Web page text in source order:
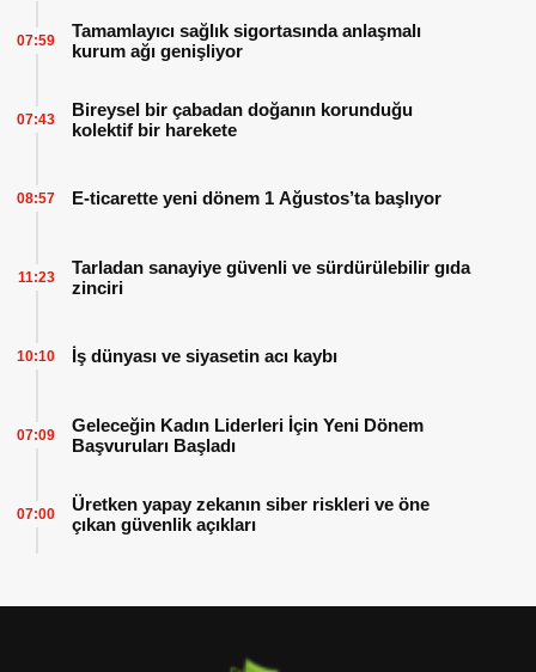
Tamamlayıcı sağlık sigortasında anlaşmalı
kurum ağı genişliyor
07:59
Bireysel bir çabadan doğanın korunduğu
kolektif bir harekete
07:43
E-ticarette yeni dönem 1 Ağustos’ta başlıyor
08:57
Tarladan sanayiye güvenli ve sürdürülebilir gıda
zinciri
11:23
İş dünyası ve siyasetin acı kaybı
10:10
Geleceğin Kadın Liderleri İçin Yeni Dönem
Başvuruları Başladı
07:09
Üretken yapay zekanın siber riskleri ve öne
çıkan güvenlik açıkları
07:00